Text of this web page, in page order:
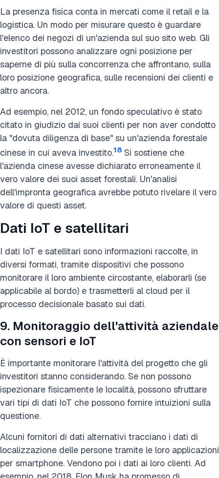
La presenza fisica conta in mercati come il retail e la
logistica. Un modo per misurare questo è guardare
l'elenco dei negozi di un'azienda sul suo sito web. Gli
investitori possono analizzare ogni posizione per
saperne di più sulla concorrenza che affrontano, sulla
loro posizione geografica, sulle recensioni dei clienti e
altro ancora.
Ad esempio, nel 2012, un fondo speculativo è stato
citato in giudizio dai suoi clienti per non aver condotto
la "dovuta diligenza di base" su un'azienda forestale
cinese in cui aveva investito.18 Si sostiene che
l'azienda cinese avesse dichiarato erroneamente il
vero valore dei suoi asset forestali. Un'analisi
dell'impronta geografica avrebbe potuto rivelare il vero
valore di questi asset.
Dati IoT e satellitari
I dati IoT e satellitari sono informazioni raccolte, in
diversi formati, tramite dispositivi che possono
monitorare il loro ambiente circostante, elaborarli (se
applicabile al bordo) e trasmetterli al cloud per il
processo decisionale basato sui dati.
9. Monitoraggio dell'attività aziendale
con sensori e IoT
È importante monitorare l'attività del progetto che gli
investitori stanno considerando. Se non possono
ispezionare fisicamente le località, possono sfruttare
vari tipi di dati IoT che possono fornire intuizioni sulla
questione.
Alcuni fornitori di dati alternativi tracciano i dati di
localizzazione delle persone tramite le loro applicazioni
per smartphone. Vendono poi i dati ai loro clienti. Ad